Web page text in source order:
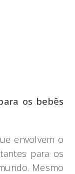
os bebês
envolvem o
para os
Mesmo